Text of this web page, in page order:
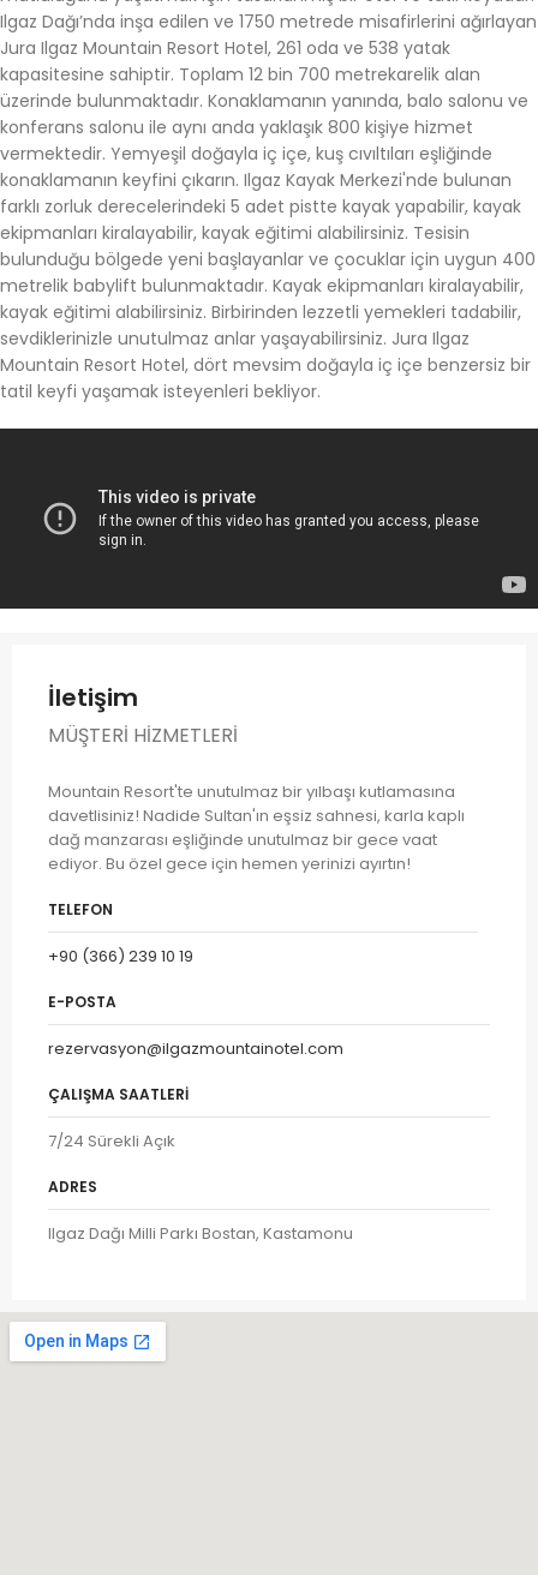
Ilgaz Dağı’nda inşa edilen ve 1750 metrede misafirlerini ağırlayan
Jura Ilgaz Mountain Resort Hotel, 261 oda ve 538 yatak
kapasitesine sahiptir. Toplam 12 bin 700 metrekarelik alan
üzerinde bulunmaktadır. Konaklamanın yanında, balo salonu ve
konferans salonu ile aynı anda yaklaşık 800 kişiye hizmet
vermektedir. Yemyeşil doğayla iç içe, kuş cıvıltıları eşliğinde
konaklamanın keyfini çıkarın. Ilgaz Kayak Merkezi'nde bulunan
farklı zorluk derecelerindeki 5 adet pistte kayak yapabilir, kayak
ekipmanları kiralayabilir, kayak eğitimi alabilirsiniz. Tesisin
bulunduğu bölgede yeni başlayanlar ve çocuklar için uygun 400
metrelik babylift bulunmaktadır. Kayak ekipmanları kiralayabilir,
kayak eğitimi alabilirsiniz. Birbirinden lezzetli yemekleri tadabilir,
sevdiklerinizle unutulmaz anlar yaşayabilirsiniz. Jura Ilgaz
Mountain Resort Hotel, dört mevsim doğayla iç içe benzersiz bir
tatil keyfi yaşamak isteyenleri bekliyor.
İletişim
MÜŞTERI HIZMETLERI
Mountain Resort'te unutulmaz bir yılbaşı kutlamasına
davetlisiniz! Nadide Sultan'ın eşsiz sahnesi, karla kaplı
dağ manzarası eşliğinde unutulmaz bir gece vaat
ediyor. Bu özel gece için hemen yerinizi ayırtın!
TELEFON
+90 (366) 239 10 19
E-POSTA
rezervasyon@ilgazmountainotel.com
ÇALIŞMA SAATLERI
7/24 Sürekli Açık
ADRES
Ilgaz Dağı Milli Parkı Bostan, Kastamonu